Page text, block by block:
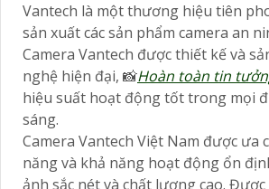
Vantech là một thương hiệu tiên
sản xuất các sản phẩm camera an
Camera Vantech được thiết kế và
nghệ hiện đại, 📸Hoàn toàn tin
hiệu suất hoạt động tốt trong mọi
sáng.
Camera Vantech Việt Nam được ưa
năng và khả năng hoạt động ổn
ảnh sắc nét và chất lượng cao.